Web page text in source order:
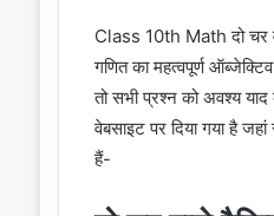
Class 10th Math दो चर
गणित का महत्वपूर्ण
तो सभी प्रश्न को अवश्य
वेबसाइट पर दिया गया है
हैं-